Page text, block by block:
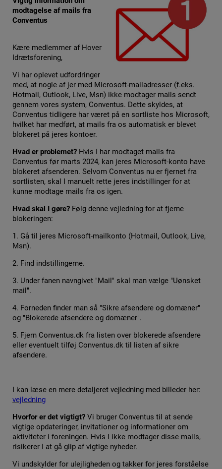
modtagelse af mails fra
Conventus
Kære medlemmer af Hover
Idrætsforening,
Vi har oplevet udfordringer
med, at nogle af jer med Microsoft-mailadresser (f.eks.
Hotmail, Outlook, Live, Msn) ikke modtager mails sendt
gennem vores system, Conventus. Dette skyldes, at
Conventus tidligere har været på en sortliste hos Microsoft,
hvilket har medført, at mails fra os automatisk er blevet
blokeret på jeres kontoer.
Hvad er problemet? Hvis I har modtaget mails fra
Conventus før marts 2024, kan jeres Microsoft-konto have
blokeret afsenderen. Selvom Conventus nu er fjernet fra
sortlisten, skal I manuelt rette jeres indstillinger for at
kunne modtage mails fra os igen.
Hvad skal I gøre? Følg denne vejledning for at fjerne
blokeringen:
1. Gå til jeres Microsoft-mailkonto (Hotmail, Outlook, Live,
Msn).
2. Find indstillingerne.
3. Under fanen navngivet "Mail" skal man vælge "Uønsket
mail".
4. Forneden finder man så "Sikre afsendere og domæner"
og "Blokerede afsendere og domæner".
5. Fjern Conventus.dk fra listen over blokerede afsendere
eller eventuelt tilføj Conventus.dk til listen af sikre
afsendere.
I kan læse en mere detaljeret vejledning med billeder her:
vejledning
Hvorfor er det vigtigt? Vi bruger Conventus til at sende
vigtige opdateringer, invitationer og informationer om
aktiviteter i foreningen. Hvis I ikke modtager disse mails,
risikerer I at gå glip af vigtige nyheder.
Vi undskylder for ulejligheden og takker for jeres forståelse